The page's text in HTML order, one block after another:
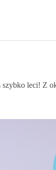
szybko leci! Z